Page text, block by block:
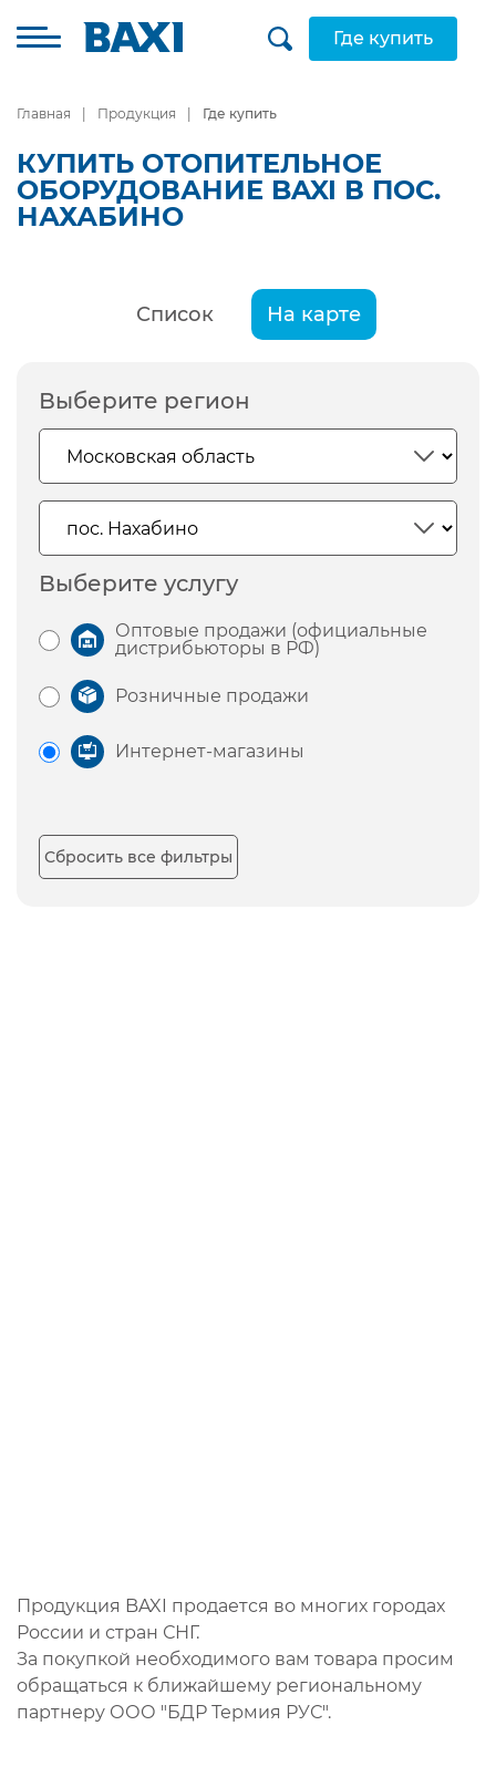
Где купить
Главная Продукция Где купить
КУПИТЬ ОТОПИТЕЛЬНОЕ
ОБОРУДОВАНИЕ BAXI В ПОС.
НАХАБИНО
Список На карте
Выберите регион
Выберите услугу
Оптовые продажи (официальные
дистрибьюторы в РФ)
Розничные продажи
Интернет-магазины
Сбросить все фильтры
Продукция BAXI продается во многих городах
России и стран СНГ.
За покупкой необходимого вам товара просим
обращаться к ближайшему региональному
партнеру ООО "БДР Термия РУС".